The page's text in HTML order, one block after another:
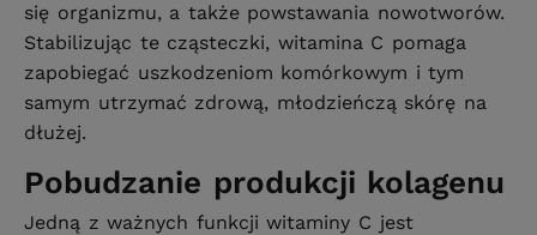
się organizmu, a także powstawania nowotworów.
Stabilizując te cząsteczki, witamina C pomaga
zapobiegać uszkodzeniom komórkowym i tym
samym utrzymać zdrową, młodzieńczą skórę na
dłużej.
Pobudzanie produkcji kolagenu
Jedną z ważnych funkcji witaminy C jest